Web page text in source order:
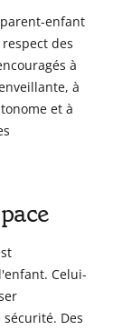
enfant
des
à
à
et à
Celui-
Des